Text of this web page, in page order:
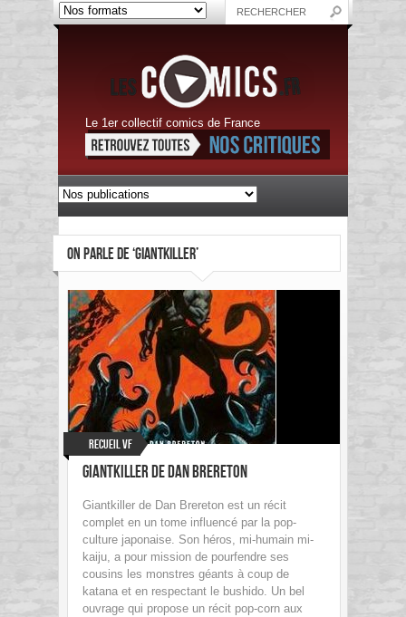
Le 1er collectif comics de France
ON PARLE DE ‘GIANTKILLER’
Recueil VF
Giantkiller de Dan Brereton
Giantkiller de Dan Brereton est un récit
complet en un tome influencé par la pop-
culture japonaise. Son héros, mi-humain mi-
kaiju, a pour mission de pourfendre ses
cousins les monstres géants à coup de
katana et en respectant le bushido. Un bel
ouvrage qui propose un récit pop-corn aux